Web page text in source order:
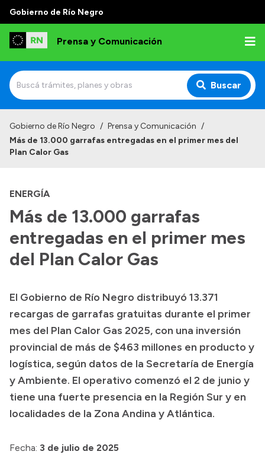
Gobierno de Río Negro
Prensa y Comunicación
Buscar
Institucional
Referentes de prensa
Archivo de noticias
Transparencia
Boletín Oficial
Compras y licitaciones
Consulta de expedientes
Consulta de pago a proveedores
Convocatorias
Intranet
Gobierno de Río Negro / Prensa y Comunicación /
Más de 13.000 garrafas entregadas en el primer mes del
Plan Calor Gas
ENERGÍA
Más de 13.000 garrafas
entregadas en el primer mes
del Plan Calor Gas
El Gobierno de Río Negro distribuyó 13.371
recargas de garrafas gratuitas durante el primer
mes del Plan Calor Gas 2025, con una inversión
provincial de más de $463 millones en producto y
logística, según datos de la Secretaría de Energía
y Ambiente. El operativo comenzó el 2 de junio y
tiene una fuerte presencia en la Región Sur y en
localidades de la Zona Andina y Atlántica.
Fecha: 3 de julio de 2025